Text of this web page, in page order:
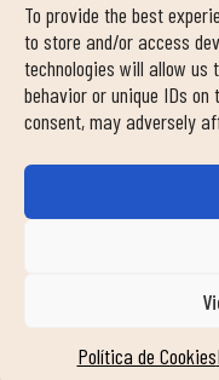
To provide the best
to store and/or access
technologies will allow us
behavior or unique IDs
consent, may adversely
Política de Cookies
Política de privacitat
© Copyright